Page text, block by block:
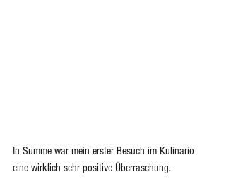
In Summe war mein erster Besuch im Kulinario
eine wirklich sehr positive Überraschung.